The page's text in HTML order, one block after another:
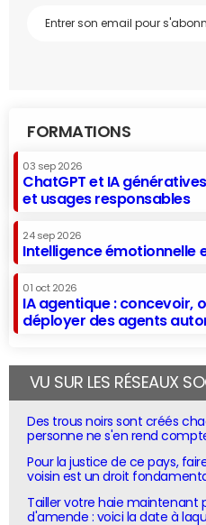
FORMATIONS
03 sep 2026
ChatGPT et IA
et usages responsables
24 sep 2026
Intelligence émotionnelle
01 oct 2026
IA agentique : concevoir,
déployer des agents
VU SUR LES RÉSEAUX
Des trous noirs sont créés
personne ne s'en rend
Pour la justice de ce pays,
voisin est un droit
Tailler votre haie maintenant
d'amende : voici la date à